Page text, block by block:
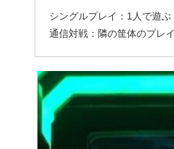
シングルプレイ：1人で遊ぶ
通信対戦：隣の筐体のプレ